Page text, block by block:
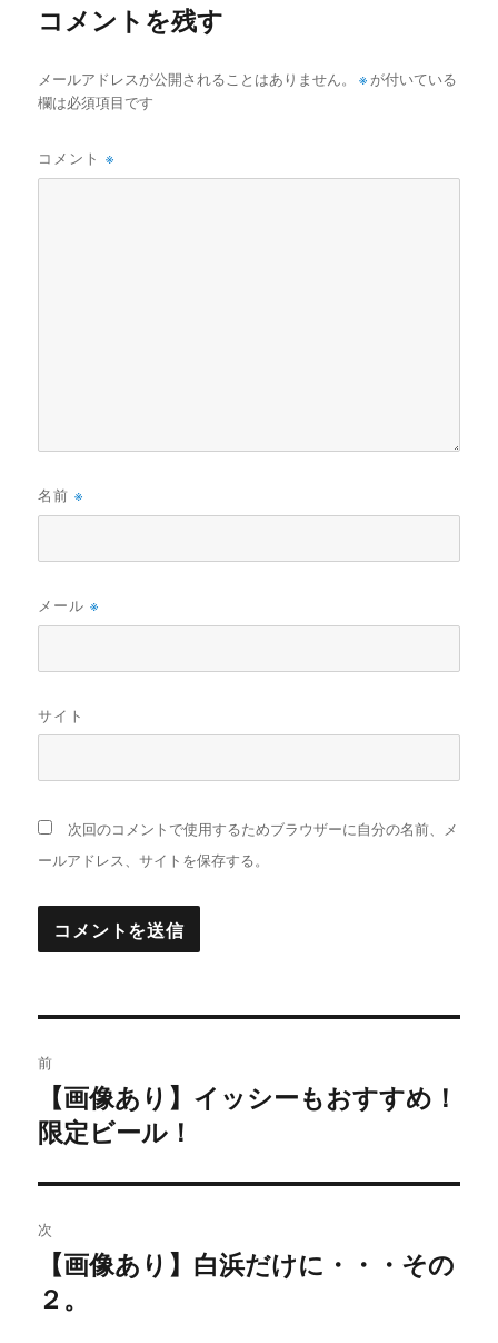
コメントを残す
メールアドレスが公開されることはありません。 ※ が付いている
欄は必須項目です
コメント※
名前※
メール※
サイト
次回のコメントで使用するためブラウザーに自分の名前、メ
ールアドレス、サイトを保存する。
稿
ナ
ビ
ゲ
ー
前
去
投
稿:
【画像あり】イッシーもおすすめ！
限定ビール！
次
の
【画像あり】白浜だけに・・・その
２。